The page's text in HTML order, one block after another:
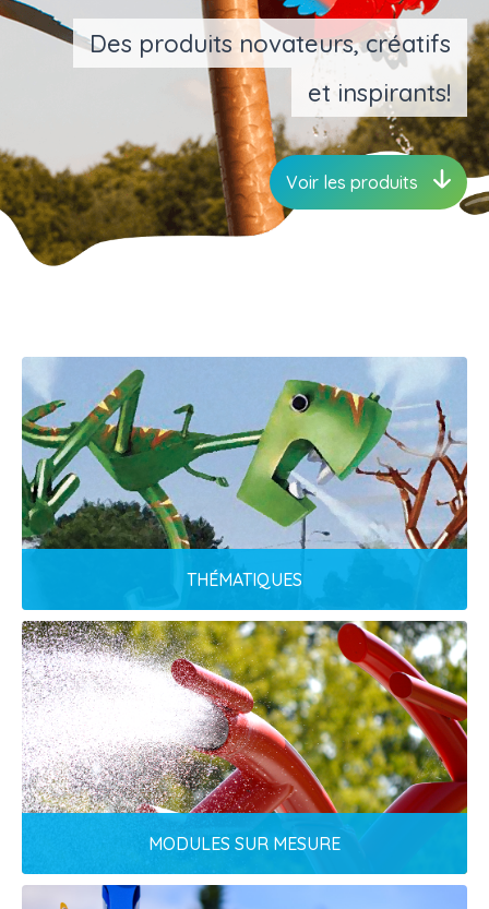
Des produits novateurs, créatifs
et inspirants!
Voir les produits
THÉMATIQUES
THÉMATIQUES
Découvrez nos thématiques!
EN SAVOIR PLUS
MODULES SUR MESURE